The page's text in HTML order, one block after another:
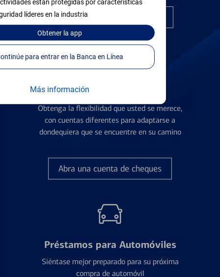
están protegidas por características
líderes en la industria
Obtenerla app
Continúe para entrar en la Banca en Línea
Más información
Encuentre la tarjeta correcta
Cuentas de Cheques
Obtenga la flexibilidad que usted se merece,
con cuentas diferentes para adaptarse a
dondequiera que se encuentre en su camino
Abra una cuenta de cheques
Préstamos para Automóviles
Siéntase mejor preparado para su próxima
compra de automóvil